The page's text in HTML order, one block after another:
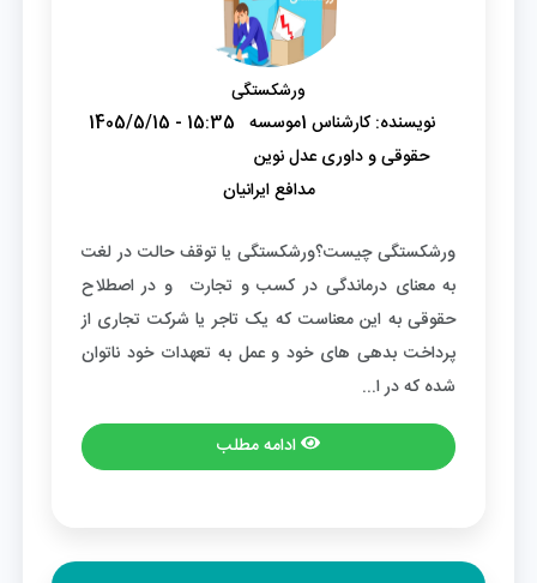
ورشکستگی
1405/5/15 - 15:35 نویسنده:
کارشناس 1موسسه
حقوقی و داوری عدل نوین
مدافع ایرانیان
ورشکستگی چیست؟ورشکستگی یا توقف حالت در لغت
به معنای درماندگی در کسب و تجارت و در اصطلاح
حقوقی به این معناست که یک تاجر یا شرکت تجاری از
پرداخت بدهی های خود و عمل به تعهدات خود ناتوان
شده که در ا...
ادامه مطلب